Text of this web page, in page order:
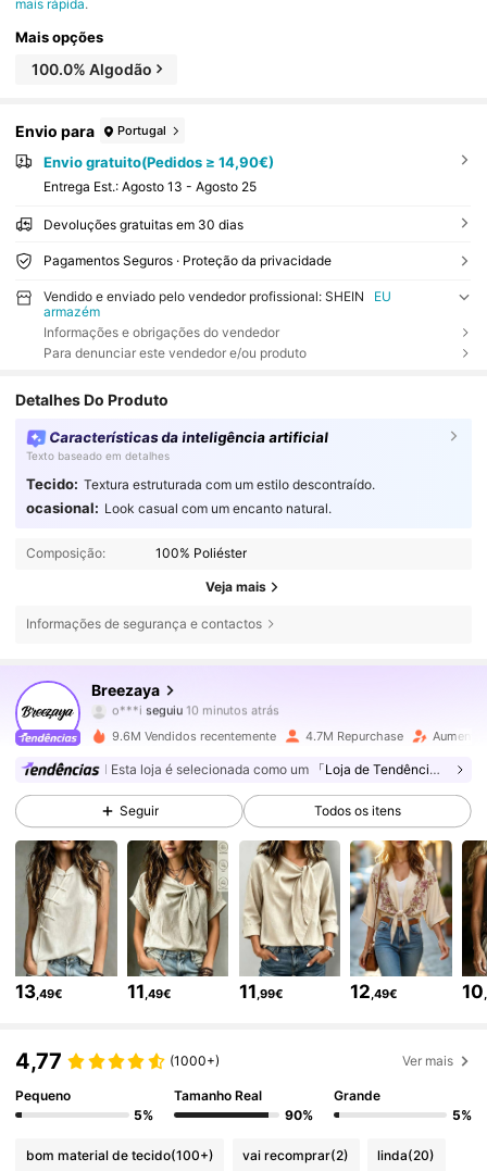
mais rápida.
Mais opções
100.0% Algodão
Envio para Portugal
Envio gratuito(Pedidos ≥ 14,90€)
Entrega Est.: Agosto 13 - Agosto 25
Devoluções gratuitas em 30 dias
Pagamentos Seguros · Proteção da privacidade
Vendido e enviado pelo vendedor profissional: SHEIN
EU
armazém
Informações e obrigações do vendedor
Para denunciar este vendedor e/ou produto
Detalhes Do Produto
Características da inteligência artificial
Texto baseado em detalhes
Tecido: Textura estruturada com um estilo descontraído.
ocasional: Look casual com um encanto natural.
Composição: 100% Poliéster
Veja mais
Informações de segurança e contactos
Breezaya
b***pestá a navegar
4,78
617K Seguidores
4,78 617K Seguidores
4,78 617K Seguidores
4,78 617K Seguidores
617K Seguidores
9.6M Vendidos recentemente 4.7M Repurchase Aumento
Esta loja é selecionada como um 「Loja de Tendências」
Seguir Todos os itens
13,49€ 11,49€ 11,99€ 12,49€ 10
4,77 (1000+) Ver mais
Pequeno
5%
Tamanho Real
90%
Grande
5%
bom material de tecido(100+) vai recomprar(2) linda(20)